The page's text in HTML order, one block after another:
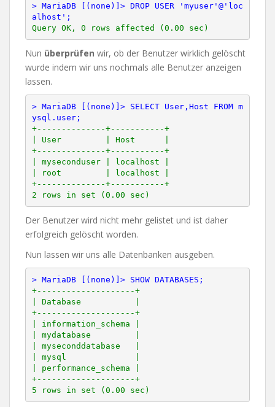
> MariaDB [(none)]> DROP USER 'myuser'@'loc
alhost';
Nun überprüfen wir, ob der Benutzer wirklich gelöscht
wurde indem wir uns nochmals alle Benutzer anzeigen
lassen.
> MariaDB [(none)]> SELECT User,Host FROM m
ysql.user;
+--------------+-----------+
| User         | Host      |
+--------------+-----------+
| myseconduser | localhost |
| root         | localhost |
+--------------+-----------+
Der Benutzer wird nicht mehr gelistet und ist daher
erfolgreich gelöscht worden.
Nun lassen wir uns alle Datenbanken ausgeben.
> MariaDB [(none)]> SHOW DATABASES;
+--------------------+
| Database           |
+--------------------+
| information_schema |
| mydatabase         |
| myseconddatabase   |
| mysql              |
| performance_schema |
+--------------------+